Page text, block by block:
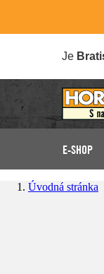
Je
E-SHOP
Úvodná stránka